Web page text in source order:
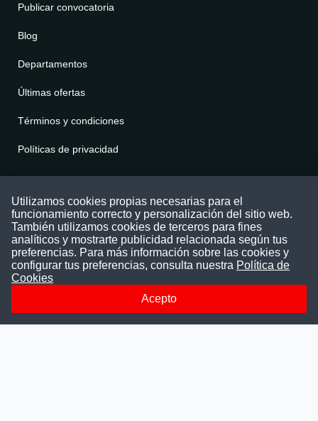
Publicar convocatoria
Blog
Departamentos
Últimas ofertas
Términos y condiciones
Políticas de privacidad
Puede comunicarse con nosotros a través
nuestras redes sociales o del correo:
contacto@convocatoriasdetrabajo.com
Siguenos en:
Utilizamos cookies propias necesarias para el
funcionamiento correcto y personalización del sitio web.
También utilizamos cookies de terceros para fines
analíticos y mostrarte publicidad relacionada según tus
preferencias. Para más información sobre las cookies y
configurar tus preferencias, consulta nuestra Política de
Cookies
Acepto